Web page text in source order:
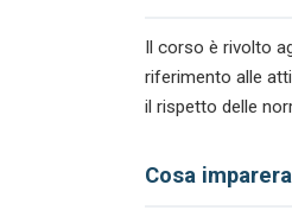
Il corso è rivolto
riferimento alle
il rispetto delle
Cosa